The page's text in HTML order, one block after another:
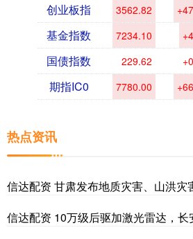
创业板指 3562.82
基金指数 7234.10
国债指数 229.62
期指IC0 7780.00
热点资讯
信达配资 甘肃发布地质灾害、山洪灾
信达配资 10万级后驱加激光雷达，